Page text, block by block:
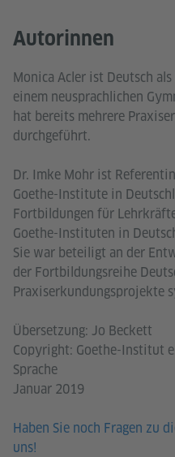
Autorinnen
Monica Acler ist Deutsch
einem neusprachlichen
hat bereits mehrere
durchgeführt.
Dr. Imke Mohr ist
Goethe-Institute in
Fortbildungen für
Goethe-Instituten in
Sie war beteiligt an der
der Fortbildungsreihe
Praxiserkundungsprojekte
Übersetzung: Jo Beckett
Copyright: Goethe-Institut
Sprache
Januar 2019
Haben Sie noch Fragen zu
uns!